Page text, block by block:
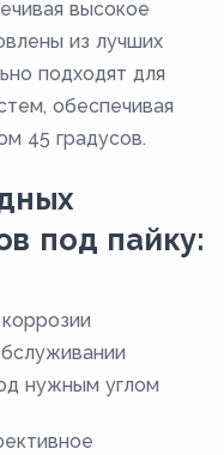
высокое
из лучших
подходят для
обеспечивая
45 градусов.
под пайку:
нужным углом